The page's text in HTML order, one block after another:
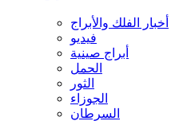
أخبار الفلك والأبراج
فيديو
أبراج صينية
الحمل
الثور
الجوزاء
السرطان